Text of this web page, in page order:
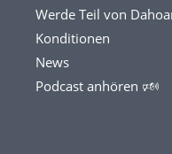
Werde Teil von
Konditionen
News
Podcast anhören 🕬